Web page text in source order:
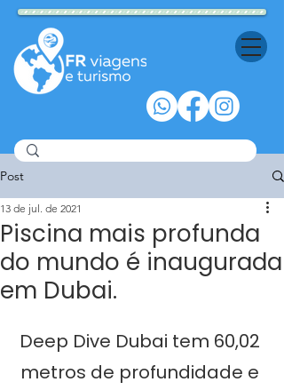
Post
Piscina mais profunda
do mundo é inaugurada
em Dubai.
13 de jul. de 2021
Deep Dive Dubai tem 60,02
metros de profundidade e